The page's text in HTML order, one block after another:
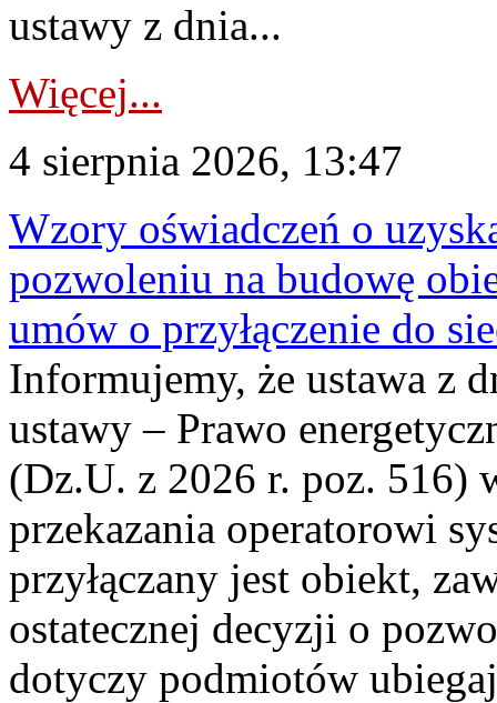
ustawy z dnia...
Więcej...
4 sierpnia 2026, 13:47
Wzory oświadczeń o
pozwoleniu na budowę
umów o przyłączenie do
Informujemy, że ustawa z
ustawy – Prawo
(Dz.U. z 2026 r. poz. 516)
przekazania operatorowi
przyłączany jest obiekt,
ostatecznej decyzji o
dotyczy podmiotów